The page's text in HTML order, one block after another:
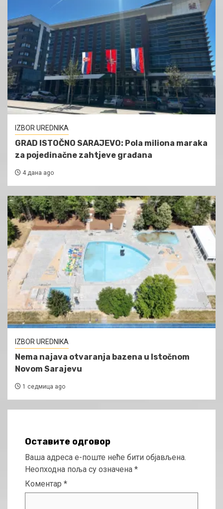
IZBOR UREDNIKA
GRAD ISTOČNO SARAJEVO: Pola miliona maraka
za pojedinačne zahtjeve građana
4 дана ago
IZBOR UREDNIKA
Nema najava otvaranja bazena u Istočnom
Novom Sarajevu
1 седмица ago
Оставите одговор
Ваша адреса е-поште неће бити објављена.
Неопходна поља су означена *
Коментар *